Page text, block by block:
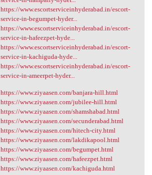
https://www.escortserviceinhyderabad.in/escort-
service-in-begumpet-hyder...
https://www.escortserviceinhyderabad.in/escort-
service-in-hafeezpet-hyde...
https://www.escortserviceinhyderabad.in/escort-
service-in-kachiguda-hyde...
https://www.escortserviceinhyderabad.in/escort-
service-in-ameerpet-hyder...
https://www.ziyaasen.com/banjara-hill.html
https://www.ziyaasen.com/jubilee-hill.html
https://www.ziyaasen.com/shamshabad.html
https://www.ziyaasen.com/secunderabad.html
https://www.ziyaasen.com/hitech-city.html
https://www.ziyaasen.com/lakdikapool.html
https://www.ziyaasen.com/begumpet.html
https://www.ziyaasen.com/hafeezpet.html
https://www.ziyaasen.com/kachiguda.html